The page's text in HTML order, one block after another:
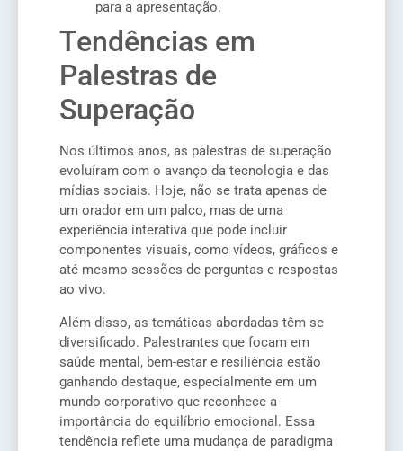
para a apresentação.
Tendências em
Palestras de
Superação
Nos últimos anos, as palestras de superação
evoluíram com o avanço da tecnologia e das
mídias sociais. Hoje, não se trata apenas de
um orador em um palco, mas de uma
experiência interativa que pode incluir
componentes visuais, como vídeos, gráficos e
até mesmo sessões de perguntas e respostas
ao vivo.
Além disso, as temáticas abordadas têm se
diversificado. Palestrantes que focam em
saúde mental, bem-estar e resiliência estão
ganhando destaque, especialmente em um
mundo corporativo que reconhece a
importância do equilíbrio emocional. Essa
tendência reflete uma mudança de paradigma